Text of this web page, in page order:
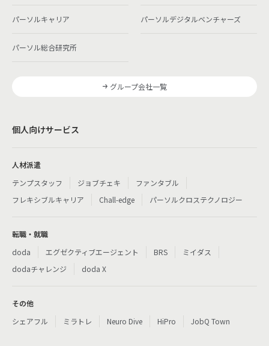
パーソルキャリア パーソルデジタルベンチャーズ
パーソル総合研究所
グループ会社一覧
個人向けサービス
人材派遣
テンプスタッフ
ジョブチェキ
ファンタブル
フレキシブルキャリア
Chall-edge パーソルクロステクノロジー
転職・就職
doda
エグゼクティブエージェント BRS
ミイダス
dodaチャレンジ
doda X
その他
シェアフル
ミラトレ Neuro Dive HiPro JobQ Town